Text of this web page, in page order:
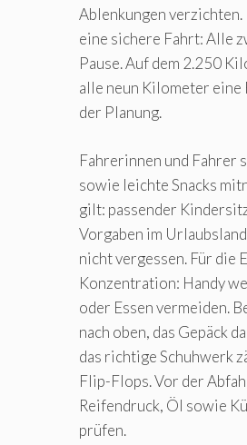
Ablenkungen
eine sichere Fahrt: Alle
Pause. Auf dem 2.250
alle neun Kilometer eine
der Planung.
Fahrerinnen und Fahrer
sowie leichte Snacks
gilt: passender
Vorgaben im
nicht vergessen. Für die
Konzentration: Handy
oder Essen vermeiden.
nach oben, das Gepäck
das richtige Schuhwerk
Flip-Flops. Vor der
Reifendruck, Öl sowie
prüfen.